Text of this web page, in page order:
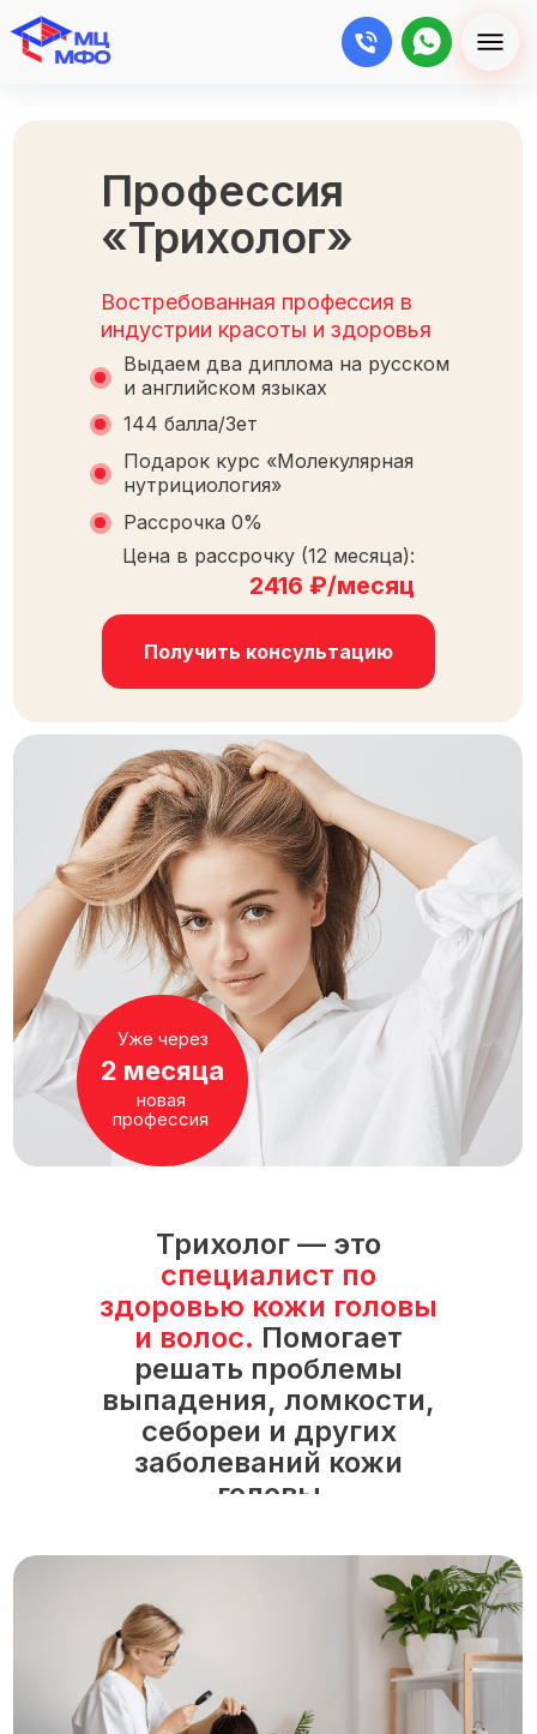
Профессия
«Трихолог»
Востребованная профессия в
индустрии красоты и здоровья
Получить консультацию
Выдаем два диплома на русском
и английском языках
Подарок курс «Молекулярная
нутрициология»
Рассрочка 0%
2416 ₽/месяц
Цена в рассрочку (12 месяца):
144 балла/Зет
2 месяца
Уже через
новая
профессия
Трихолог — это
специалист по
здоровью кожи головы
и волос. Помогает
решать проблемы
выпадения, ломкости,
себореи и других
заболеваний кожи
головы